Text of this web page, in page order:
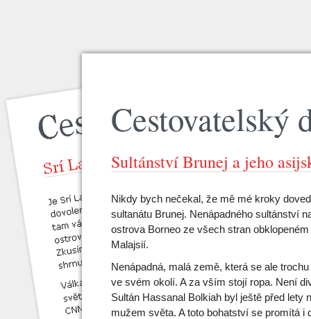
Cestovatelský
Sultánství Brunej a jeho
Nikdy bych nečekal, že mě mé kroky
sultanátu Brunej. Nenápadného sultánství
ostrova Borneo ze všech stran
Malajsií.
Nenápadná, malá země, která se ale
ve svém okolí. A za vším stojí ropa. Není
Sultán Hassanal Bolkiah byl ještě před lety
mužem světa. A toto bohatství se promítá i